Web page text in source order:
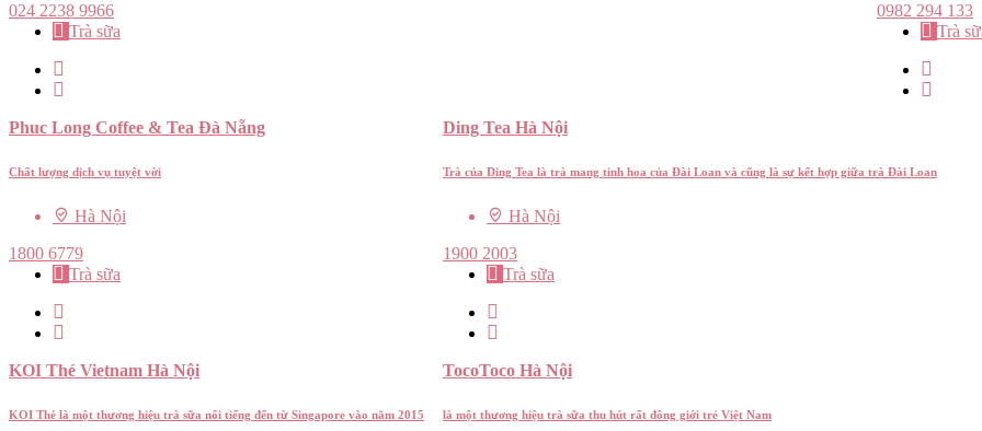
024 2238 9966
Trà sữa
0982 294 133
Trà
Phuc Long Coffee & Tea Đà Nẵng
Chất lượng dịch vụ tuyệt vời
Hà Nội
1800 6779
Trà sữa
Ding Tea Hà Nội
Trà của Ding Tea là trà mang tinh hoa của Đài Loan và cũng là sự kết hợp giữa trà Đài Loan
Hà Nội
1900 2003
Trà sữa
KOI Thé Vietnam Hà Nội
KOI Thé là một thương hiệu trà sữa nổi tiếng đến từ Singapore vào năm 2015
TocoToco Hà Nội
là một thương hiệu trà sữa thu hút rất đông giới trẻ Việt Nam